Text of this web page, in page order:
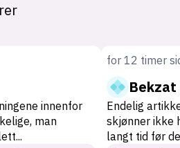
innenfor
man
...
for 12 timer
Endelig
skjønner ikke
langt tid før